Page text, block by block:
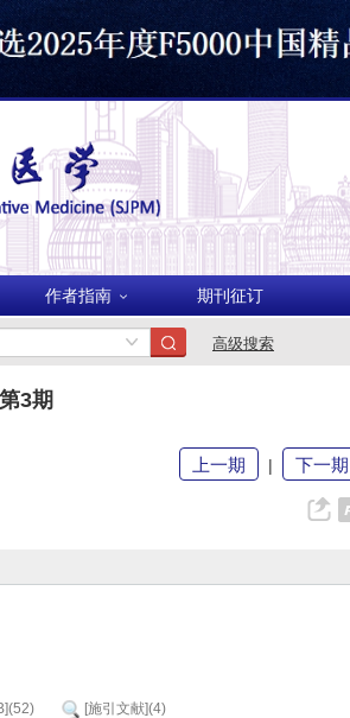
作者指南 期刊征订
高级搜索
3期
上一期 | 下一期
](52) [施引文献](4)